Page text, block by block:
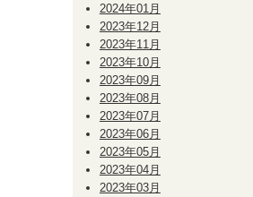
2024年01月
2023年12月
2023年11月
2023年10月
2023年09月
2023年08月
2023年07月
2023年06月
2023年05月
2023年04月
2023年03月